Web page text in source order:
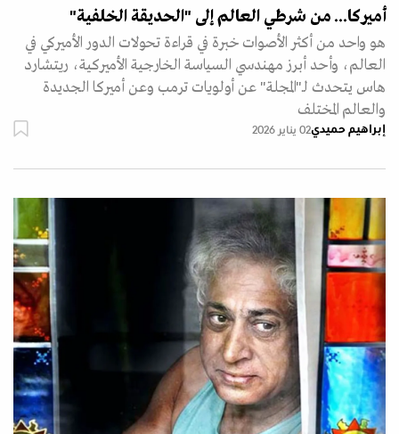
أميركا... من شرطي العالم إلى "الحديقة الخلفية"
هو واحد من أكثر الأصوات خبرة في قراءة تحولات الدور الأميركي في
العالم، وأحد أبرز مهندسي السياسة الخارجية الأميركية، ريتشارد
هاس يتحدث لـ"المجلة" عن أولويات ترمب وعن أميركا الجديدة
والعالم المختلف
إبراهيم حميدي02 يناير 2026